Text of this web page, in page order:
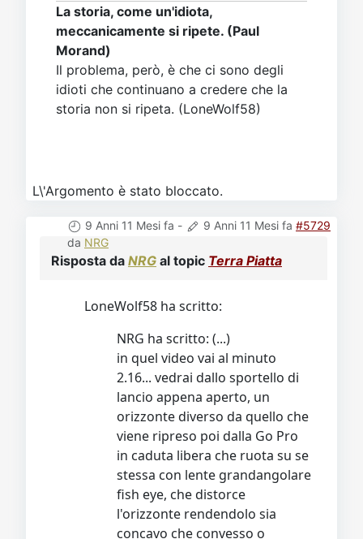
La storia, come un'idiota,
meccanicamente si ripete. (Paul
Morand)
Il problema, però, è che ci sono degli
idioti che continuano a credere che la
storia non si ripeta. (LoneWolf58)
L\'Argomento è stato bloccato.
9 Anni 11 Mesi fa - 9 Anni 11 Mesi fa #5729
da NRG
Risposta da NRG al topic Terra Piatta
LoneWolf58 ha scritto:
NRG ha scritto: (...)
in quel video vai al minuto
2.16... vedrai dallo sportello di
lancio appena aperto, un
orizzonte diverso da quello che
viene ripreso poi dalla Go Pro
in caduta libera che ruota su se
stessa con lente grandangolare
fish eye, che distorce
l'orizzonte rendendolo sia
concavo che convesso o